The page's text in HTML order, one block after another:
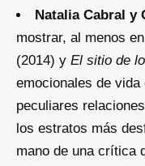
Natalia Cabral y
mostrar, al menos
(2014) y El sitio de
emocionales de
peculiares
los estratos más
mano de una crítica